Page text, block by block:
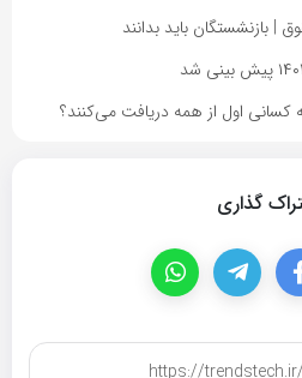
بازنشستگان باید بدانند
کسانی اول از همه دریافت می‌کنند؟
گذاری